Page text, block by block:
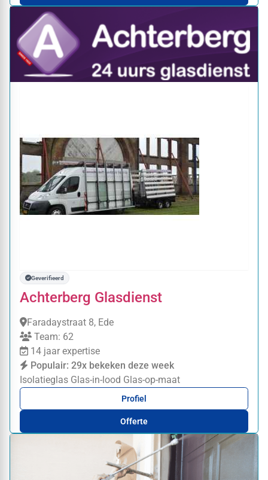
Geverifieerd
Achterberg Glasdienst
Faradaystraat 8, Ede
Team: 62
14 jaar expertise
Populair: 29x bekeken deze week
Isolatieglas Glas-in-lood Glas-op-maat
Profiel
Offerte